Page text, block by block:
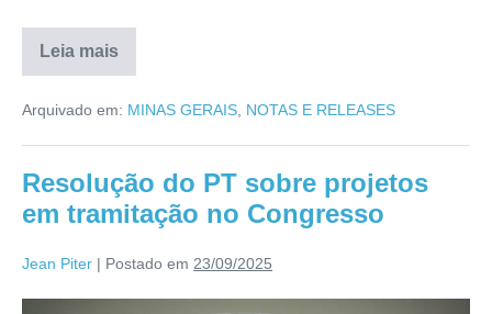
Leia mais
Arquivado em: MINAS GERAIS, NOTAS E RELEASES
Resolução do PT sobre projetos
em tramitação no Congresso
Jean Piter | Postado em 23/09/2025